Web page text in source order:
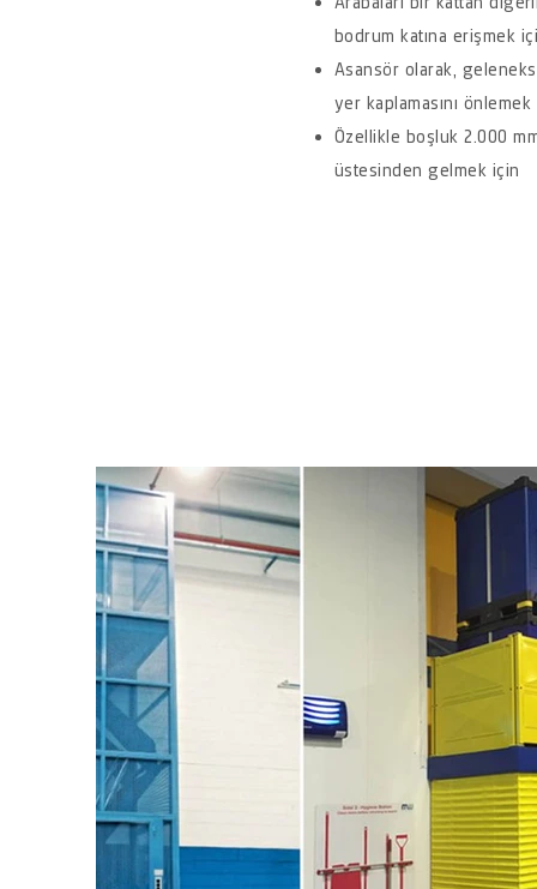
bodrum katına erişmek
Asansör olarak,
yer kaplamasını
Özellikle boşluk 2.000
üstesinden gelmek için